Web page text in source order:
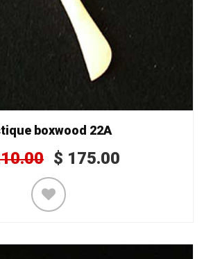
boxwood 22A
$ 175.00